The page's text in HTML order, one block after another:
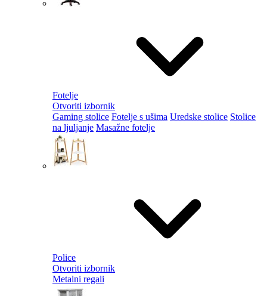
Fotelje
Otvoriti izbornik
Gaming stolice Fotelje s ušima Uredske stolice Stolice
na ljuljanje Masažne fotelje
Police
Otvoriti izbornik
Metalni regali